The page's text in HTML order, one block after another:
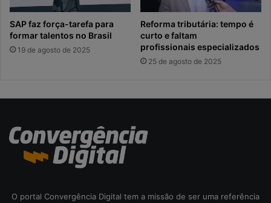
SAP faz força-tarefa para
formar talentos no Brasil
19 de agosto de 2025
Reforma tributária: tempo é
curto e faltam
profissionais especializados
25 de agosto de 2025
O portal Convergência Digital tem a missão de ser uma referência